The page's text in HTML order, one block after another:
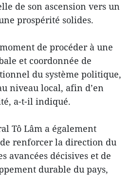
de son ascension vers un
prospérité solides.
de procéder à une
et coordonnée de
du système politique,
niveau local, afin d’en
a-t-il indiqué.
Tô Lâm a également
de renforcer la direction du
avancées décisives et de
durable du pays,